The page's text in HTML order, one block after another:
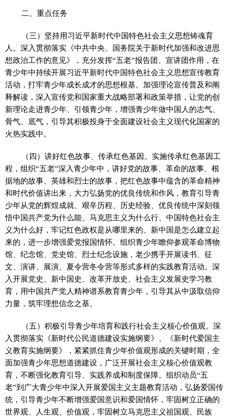
二、重点任务
（三）坚持用习近平新时代中国特色社会主义思想铸魂育
人。深入贯彻落实《中共中央、国务院关于新时代加强和改进思
想政治工作的意见》，充分发挥“五老”报告团、宣讲团作用，在
青少年中持续开展习近平新时代中国特色社会主义思想宣传教育
活动，打牢青少年成长成才的思想根基。加强理论宣传普及和阐
释解读，深入宣传党和国家重大战略部署和政策举措，让党的创
新理论走进青少年、引领青少年，增强青少年做中国人的志气、
骨气、底气，引导其积极投身于全面建设社会主义现代化国家的
火热实践中。
（四）讲好红色故事、传承红色基因。实施传承红色基因工
程，组织“五老”深入青少年中，讲好党的故事、革命的故事、根
据地的故事、英雄和烈士的故事，把红色故事中蕴含的革命精神
和时代价值讲出来，大力弘扬党的优良传统和作风，教育引导青
少年从党的辉煌成就、艰辛历程、历史经验、优良传统中深刻领
悟中国共产党为什么能、马克思主义为什么行、中国特色社会主
义为什么好，牢记红色政权是从哪里来的、新中国是怎么建立起
来的，进一步增强爱党报国情怀。组织青少年瞻仰参观革命博物
馆、纪念馆、党史馆、烈士纪念设施，老少携手开展读书、征
文、演讲、展演、夏令营冬令营等形式多样的实践教育活动。深
入开展党史、新中国史、改革开放史、社会主义发展史学习教
育，用中国共产党人精神谱系教育青少年，引导其从中汲取信仰
力量，筑牢理想信念之基。
（五）积极引导青少年培育和践行社会主义核心价值观。深
入贯彻落实《新时代公民道德建设实施纲要》、《新时代爱国主
义教育实施纲要》，紧紧抓住青少年价值观形成的关键时期，全
面加强青少年思想道德建设，广泛开展社会主义核心价值观教
育，不断强化教育引导、实践养成和制度保障。组织动员“五
老”到广大青少年中深入开展爱国主义主题教育活动，弘扬爱国传
统，引导青少年不断增强爱国意识和爱国情怀，牢固树立正确的
世界观、人生观、价值观，牢固树立马克思主义祖国观、民族